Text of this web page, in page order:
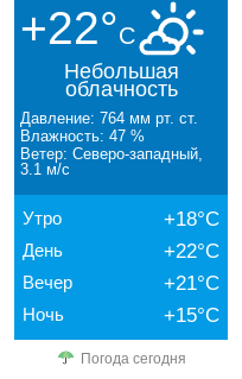
+22°C
Небольшая
облачность
Давление: 764 мм рт. ст.
Влажность: 47 %
Ветер: Северо-западный,
3.1 м/с
Утро +18°C
День +22°C
Вечер +21°C
Ночь +15°C
Погода сегодня